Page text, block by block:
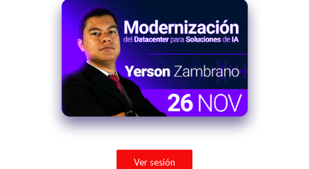
Ver sesión